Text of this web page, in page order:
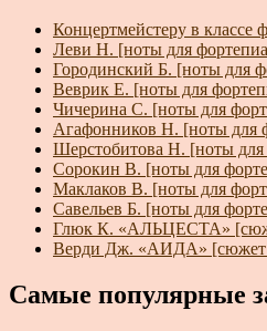
Концертмейстеру в классе
Леви Н. [ноты для
Городинский Б. [ноты для
Веврик Е. [ноты для
Чичерина С. [ноты для
Агафонников Н. [ноты для
Шерстобитова Н. [ноты
Сорокин В. [ноты для
Маклаков В. [ноты для
Савельев Б. [ноты для
Глюк К. «АЛЬЦЕСТА»
Верди Дж. «АИДА» [сюжет
Самые популярные